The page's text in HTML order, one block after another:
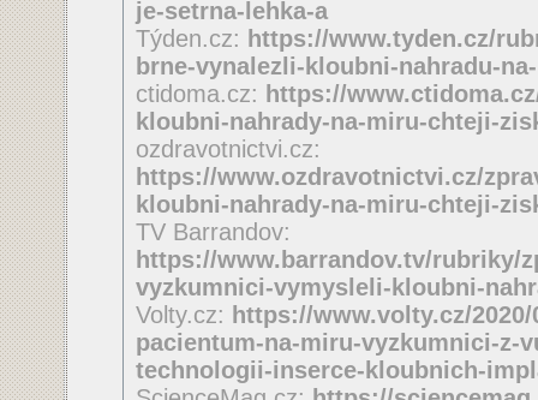
je-setrna-lehka-a
Týden.cz: https://www.tyden.cz/
brne-vynalezli-kloubni-nahradu-
ctidoma.cz: https://
kloubni-nahrady-na-miru-chteji-
ozdravotnictvi.cz:
https://www.ozdravotnictvi.cz/
kloubni-nahrady-na-miru-chteji-
TV Barrandov:
https://www.barrandov.tv/rubriky/
vyzkumnici-vymysleli-kloubni-
Volty.cz: https://www.volty.cz/
pacientum-na-miru-vyzkumnici-z-
technologii-inserce-kloubnich-